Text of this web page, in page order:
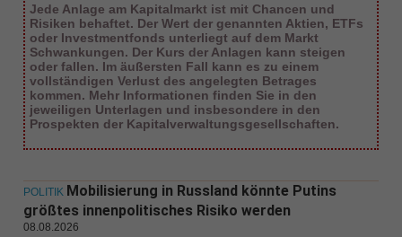
Jede Anlage am Kapitalmarkt ist mit Chancen und
Risiken behaftet. Der Wert der genannten Aktien, ETFs
oder Investmentfonds unterliegt auf dem Markt
Schwankungen. Der Kurs der Anlagen kann steigen
oder fallen. Im äußersten Fall kann es zu einem
vollständigen Verlust des angelegten Betrages
kommen. Mehr Informationen finden Sie in den
jeweiligen Unterlagen und insbesondere in den
Prospekten der Kapitalverwaltungsgesellschaften.
POLITIK Mobilisierung in Russland könnte Putins
größtes innenpolitisches Risiko werden
08.08.2026